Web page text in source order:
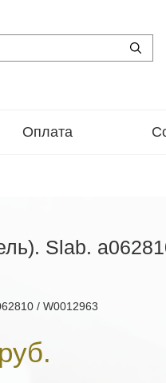
Оплата
Slab.
/ W0012963